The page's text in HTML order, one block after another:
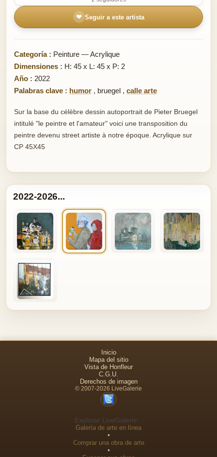
❤ Seguir a este artista
Categoría : Peinture — Acrylique
Dimensiones : H: 45 x L: 45 x P: 2
Año : 2022
Palabras clave : humor , bruegel , calle arte
Sur la base du célèbre dessin autoportrait de Pieter Bruegel
intitulé "le peintre et l'amateur" voici une transposition du
peintre devenu street artiste à notre époque. Acrylique sur
CP 45X45
2022-2026...
Inicio
Mapa del sitio
Vista de Honfleur
C.G.U.
Derechos de imagen
© 2007-2026 LiveGalerie
Explorar LiveGalerie:
Galería de arte en línea
•
Comprar una obra de arte
•